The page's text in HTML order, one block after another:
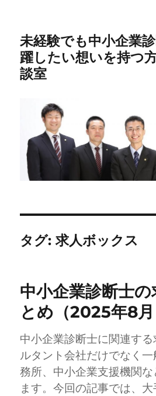
未経験でも中小企業
躍したい想いを持つ
談室
タグ:求人ボックス
中小企業診断士の
とめ（2025年8月
中小企業診断士に関連す
ルタント会社だけでなく
務所、中小企業支援機関な
ます。今回の記事では、